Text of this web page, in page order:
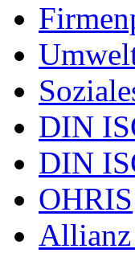
DIN
DIN
OHRIS
Allianz